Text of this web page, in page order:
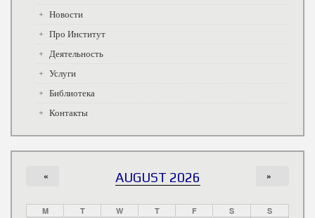
Новости
Про Институт
Деятельность
Услуги
Библиотека
Контакты
AUGUST 2026
« »
M T W T F S
S